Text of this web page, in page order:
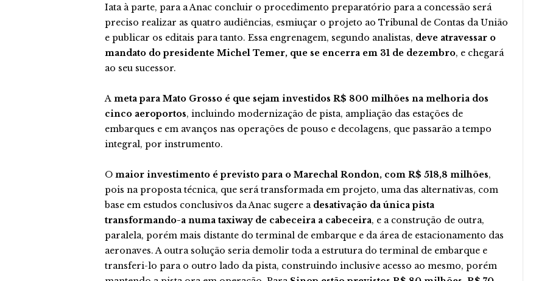
Iata à parte, para a Anac concluir o procedimento preparatório para a concessão será
preciso realizar as quatro audiências, esmiuçar o projeto ao Tribunal de Contas da União
e publicar os editais para tanto. Essa engrenagem, segundo analistas, deve atravessar o
mandato do presidente Michel Temer, que se encerra em 31 de dezembro, e chegará
ao seu sucessor.
A meta para Mato Grosso é que sejam investidos R$ 800 milhões na melhoria dos
cinco aeroportos, incluindo modernização de pista, ampliação das estações de
embarques e em avanços nas operações de pouso e decolagens, que passarão a tempo
integral, por instrumento.
O maior investimento é previsto para o Marechal Rondon, com R$ 518,8 milhões,
pois na proposta técnica, que será transformada em projeto, uma das alternativas, com
base em estudos conclusivos da Anac sugere a desativação da única pista
transformando-a numa taxiway de cabeceira a cabeceira, e a construção de outra,
paralela, porém mais distante do terminal de embarque e da área de estacionamento das
aeronaves. A outra solução seria demolir toda a estrutura do terminal de embarque e
transferi-lo para o outro lado da pista, construindo inclusive acesso ao mesmo, porém